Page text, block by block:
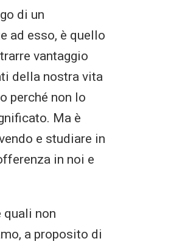
di un
ad esso, è quello
vantaggio
della nostra vita
perché non lo
Ma è
e studiare in
in noi e
quali non
a proposito di